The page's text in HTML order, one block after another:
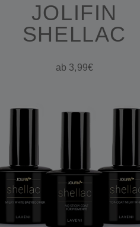
JOLIFIN
SHELLAC
ab 3,99€